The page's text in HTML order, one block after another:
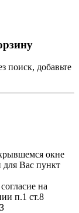
поиск, добавьте
окне
для Вас пункт
на
п.1 ст.8